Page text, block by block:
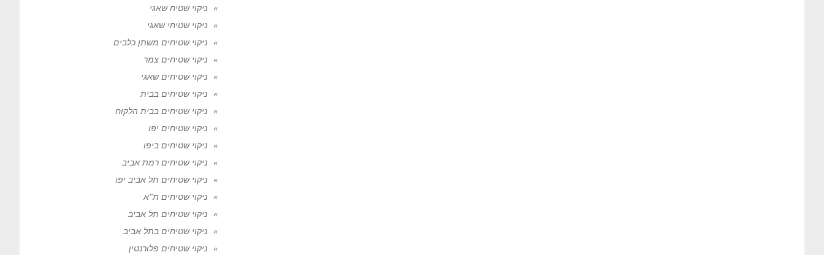
ניקוי שטיח שאגי
ניקוי שטיחי שאגי
ניקוי שטיחים משתן כלבים
ניקוי שטיחים צמר
ניקוי שטיחים שאגי
ניקוי שטיחים בבית
ניקוי שטיחים בבית הלקוח
ניקוי שטיחים יפו
ניקוי שטיחים ביפו
ניקוי שטיחים רמת אביב
ניקוי שטיחים תל אביב יפו
ניקוי שטיחים ת"א
ניקוי שטיחים תל אביב
ניקוי שטיחים בתל אביב
ניקוי שטיחים פלורנטין